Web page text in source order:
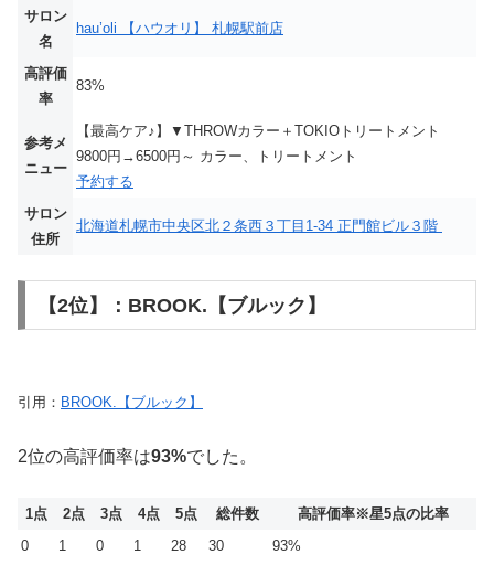
サロン
名
hau’oli 【ハウオリ】 札幌駅前店
高評価
率
83%
参考メ
ニュー
【最高ケア♪】▼THROWカラー＋TOKIOトリートメント
9800円→6500円～ カラー、トリートメント
予約する
サロン
住所
北海道札幌市中央区北２条西３丁目1-34 正門館ビル３階
【2位】：BROOK.【ブルック】
引用： BROOK.【ブルック】
2位の高評価率は93%でした。
1点 2点 3点 4点 5点 総件数 高評価率※星5点の比率
0
1 0 1 28 30 93%